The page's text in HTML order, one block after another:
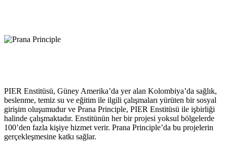
PIER Enstitüsü, Güney Amerika’da yer alan Kolombiya’da sağlık,
beslenme, temiz su ve eğitim ile ilgili çalışmaları yürüten bir sosyal
girişim oluşumudur ve Prana Principle, PIER Enstitüsü ile işbirliği
halinde çalışmaktadır. Enstitünün her bir projesi yoksul bölgelerde
100’den fazla kişiye hizmet verir. Prana Principle’da bu projelerin
gerçekleşmesine katkı sağlar.